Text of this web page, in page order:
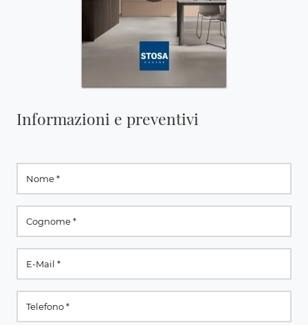
Informazioni e preventivi